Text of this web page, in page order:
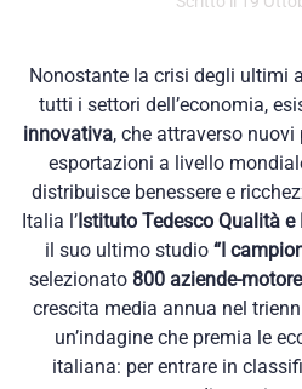
Nonostante la crisi degli ultimi
tutti i settori dell’economia,
innovativa, che attraverso
esportazioni a livello
distribuisce benessere e
Italia l’ Istituto Tedesco Qualità
il suo ultimo studio “I
selezionato 800 aziende-
crescita media annua nel
un’indagine che premia le
italiana: per entrare in